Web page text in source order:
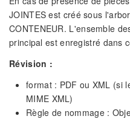
JOINTES est créé sous
CONTENEUR. L'ensemble
principal est enregistré dans
Révision :
format : PDF ou XML (si
MIME XML)
Règle de nommage :